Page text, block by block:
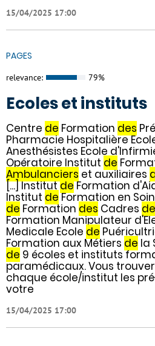
15/04/2025 17:00
PAGES
relevance: 79%
Ecoles et instituts
Centre de Formation des
Pharmacie Hospitalière
Anesthésistes Ecole
Opératoire Institut de
Ambulanciers et auxiliaires
[...] InstitutdeFormation
Institut deFormation en
de Formation des Cadres de
Formation Manipulateur
Medicale Ecole de
Formation aux Métiers de la
de 9 écoles et instituts
paramédicaux. Vous
chaque école/institut les
votre
15/04/2025 17:00